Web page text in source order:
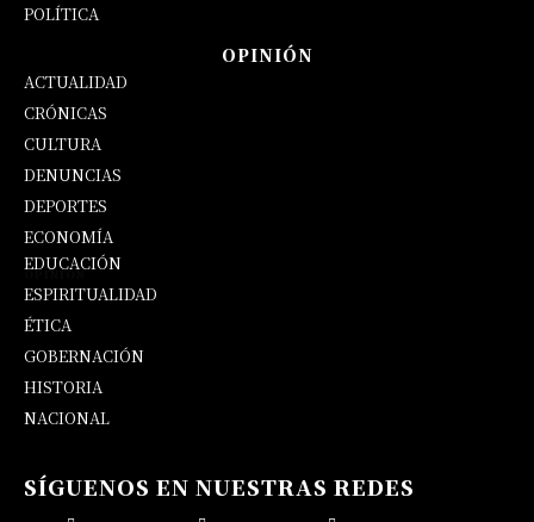
POLÍTICA
OPINIÓN
ACTUALIDAD
CRÓNICAS
CULTURA
DENUNCIAS
DEPORTES
ECONOMÍA
OPINIÓN
EDUCACIÓN
ESPIRITUALIDAD
ÉTICA
GOBERNACIÓN
HISTORIA
NACIONAL
SÍGUENOS EN NUESTRAS REDES